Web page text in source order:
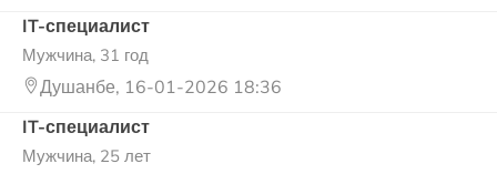
IT-специалист
Мужчина, 31 год
Душанбе, 16-01-2026 18:36
IT-специалист
Мужчина, 25 лет